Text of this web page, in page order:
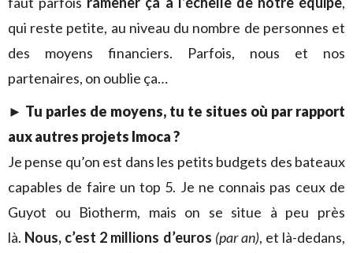
qui reste petite, au niveau du nombre de personnes et
des moyens financiers. Parfois, nous et nos
partenaires, on oublie ça…
► Tu parles de moyens, tu te situes où par rapport
aux autres projets Imoca ?
Je pense qu’on est dans les petits budgets des bateaux
capables de faire un top 5. Je ne connais pas ceux de
Guyot ou Biotherm, mais on se situe à peu près
là. Nous, c’est 2 millions d’euros (par an), et là-dedans,